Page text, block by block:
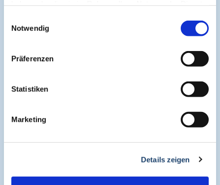
Notwendig
Präferenzen
Statistiken
Marketing
Details zeigen
Kaleidoskop der Allergenimmuntherapie
Facettenreich Die Welt der
letzten 5 Kurse angezeigt. Diese Begrenzung hilft, die
About
Cogitando-GmbH